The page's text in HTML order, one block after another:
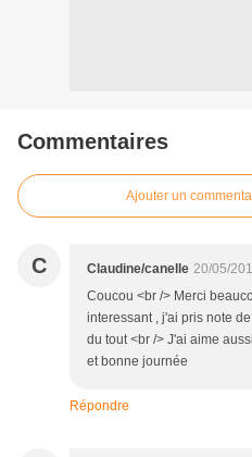
Commentaires
Ajouter un
C Claudine/canelle 20/05/
Coucou <br /> Merci
interessant , j'ai pris note
du tout <br /> J'ai aime
et bonne journée
Répondre